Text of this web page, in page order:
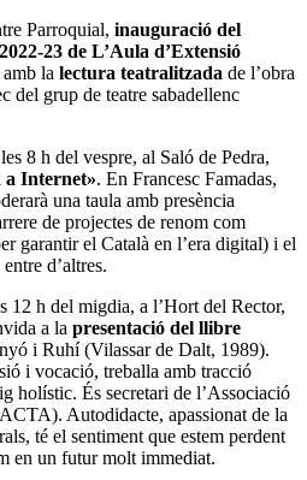
Parroquial, inauguració del
23 de L’Aula d’Extensió
amb la lectura teatralitzada de l’obra
del grup de teatre sabadellenc
8 h del vespre, al Saló de Pedra,
a Internet». En Francesc Famadas,
una taula amb presència
de projectes de renom com
garantir el Català en l’era digital) i el
d’altres.
12 h del migdia, a l’Hort del Rector,
a la presentació del llibre
i Ruhí (Vilassar de Dalt, 1989).
i vocació, treballa amb tracció
holístic. És secretari de l’Associació
Autodidacte, apassionat de la
té el sentiment que estem perdent
en un futur molt immediat.